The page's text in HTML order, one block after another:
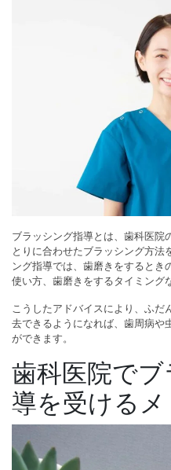
ブラッシング指導とは、歯科医院
とりに合わせたブラッシング方法
ング指導では、歯磨きをするとき
使い方、歯磨きをするタイミング
こうしたアドバイスにより、ふ
去できるようになれば、歯周病や
ができます。
歯科医院で
導を受けるメ